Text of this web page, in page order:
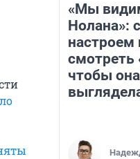
«Мы
Нолана»:
смотреть
чтобы